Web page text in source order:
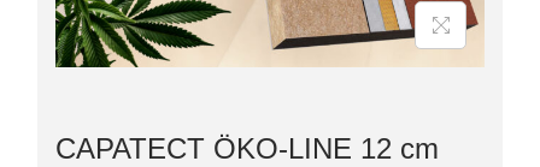
CAPATECT ÖKO-LINE 12 cm